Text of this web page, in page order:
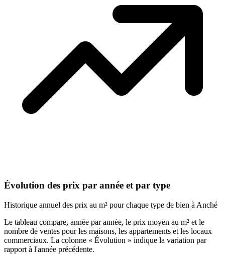
Évolution des prix par année et par type
Historique annuel des prix au m² pour chaque type de bien à Anché
Le tableau compare, année par année, le prix moyen au m² et le
nombre de ventes pour les maisons, les appartements et les locaux
commerciaux. La colonne « Évolution » indique la variation par
rapport à l'année précédente.